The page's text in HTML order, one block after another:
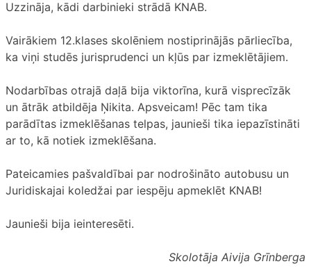
Uzzināja, kādi darbinieki strādā KNAB.
Vairākiem 12.klases skolēniem nostiprinājās pārliecība,
ka viņi studēs jurisprudenci un kļūs par izmeklētājiem.
Nodarbības otrajā daļā bija viktorīna, kurā visprecīzāk
un ātrāk atbildēja Ņikita. Apsveicam! Pēc tam tika
parādītas izmeklēšanas telpas, jaunieši tika iepazīstināti
ar to, kā notiek izmeklēšana.
Pateicamies pašvaldībai par nodrošināto autobusu un
Juridiskajai koledžai par iespēju apmeklēt KNAB!
Jaunieši bija ieinteresēti.
Skolotāja Aivija Grīnberga